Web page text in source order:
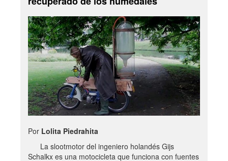
Por Lolita Piedrahita
La slootmotor del ingeniero holandés Gijs
Schalkx es una motocicleta que funciona con fuentes